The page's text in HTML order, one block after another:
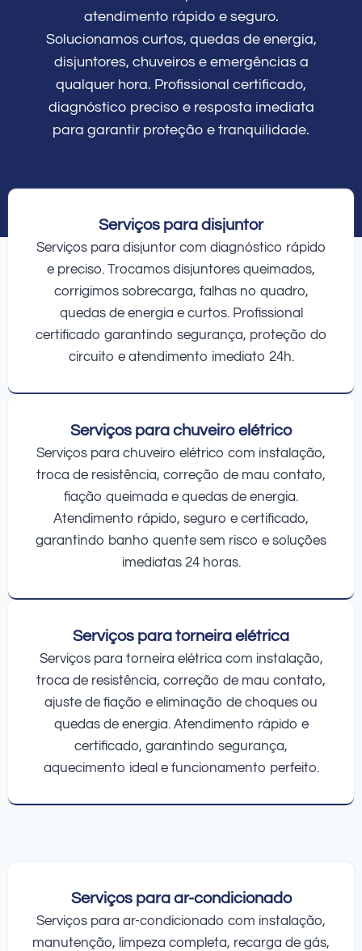
atendimento rápido e seguro.
Solucionamos curtos, quedas de energia,
disjuntores, chuveiros e emergências a
qualquer hora. Profissional certificado,
diagnóstico preciso e resposta imediata
para garantir proteção e tranquilidade.
Serviços para disjuntor
Serviços para disjuntor com diagnóstico rápido
e preciso. Trocamos disjuntores queimados,
corrigimos sobrecarga, falhas no quadro,
quedas de energia e curtos. Profissional
certificado garantindo segurança, proteção do
circuito e atendimento imediato 24h.
Serviços para chuveiro elétrico
Serviços para chuveiro elétrico com instalação,
troca de resistência, correção de mau contato,
fiação queimada e quedas de energia.
Atendimento rápido, seguro e certificado,
garantindo banho quente sem risco e soluções
imediatas 24 horas.
Serviços para torneira elétrica
Serviços para torneira elétrica com instalação,
troca de resistência, correção de mau contato,
ajuste de fiação e eliminação de choques ou
quedas de energia. Atendimento rápido e
certificado, garantindo segurança,
aquecimento ideal e funcionamento perfeito.
Serviços para ar-condicionado
Serviços para ar-condicionado com instalação,
manutenção, limpeza completa, recarga de gás,